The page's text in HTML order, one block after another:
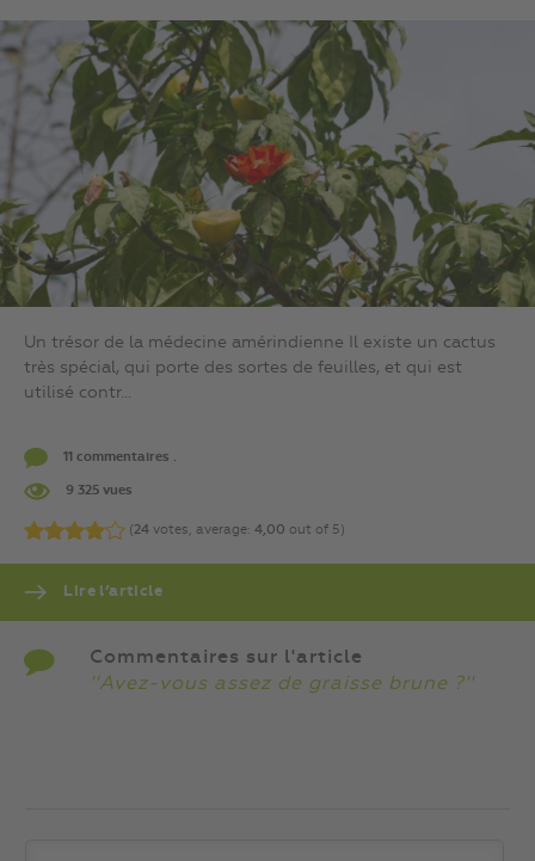
Un trésor de la médecine amérindienne Il existe un cactus
très spécial, qui porte des sortes de feuilles, et qui est
utilisé contr...
11 commentaires .
9 325 vues
(24 votes, average: 4,00 out of 5)
Lire l’article
Commentaires sur l'article
''Avez-vous assez de graisse brune ?''